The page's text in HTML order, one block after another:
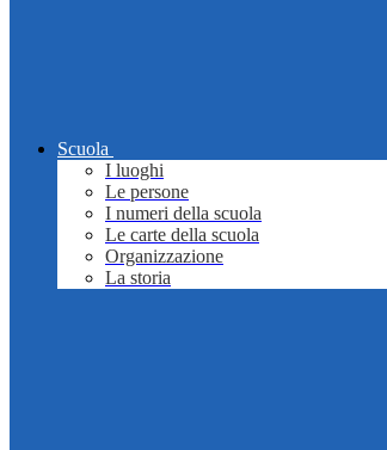
Scuola
I luoghi
Le persone
I numeri della scuola
Le carte della scuola
Organizzazione
La storia